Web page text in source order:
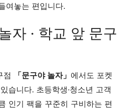
여놓는 편입니다.
· 학교 앞 문구
점 「문구야 놀자」 에서도 포켓
습니다. 초등학생·청소년 고객
인기 팩을 꾸준히 구비하는 편